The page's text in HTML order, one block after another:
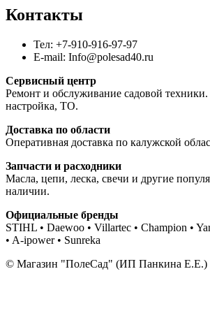
Контакты
Тел: +7-910-916-97-97
E-mail: Info@polesad40.ru
Сервисный центр
Ремонт и обслуживание садовой
настройка, ТО.
Доставка по области
Оперативная доставка по калужской
Запчасти и расходники
Масла, цепи, леска, свечи и другие
наличии.
Официальные бренды
STIHL • Daewoo • Villartec • Champion •
• A-ipower • Sunreka
© Магазин "ПолеСад" (ИП Панкина Е.Е.)